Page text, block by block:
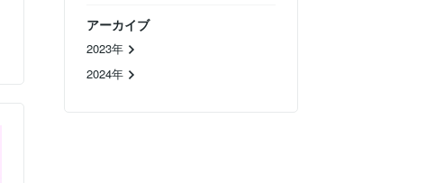
アーカイブ
2023年
2024年